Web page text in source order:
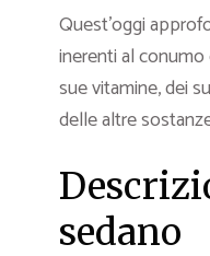
Quest’oggi
inerenti al
sue vitamine, dei
delle altre
sedano